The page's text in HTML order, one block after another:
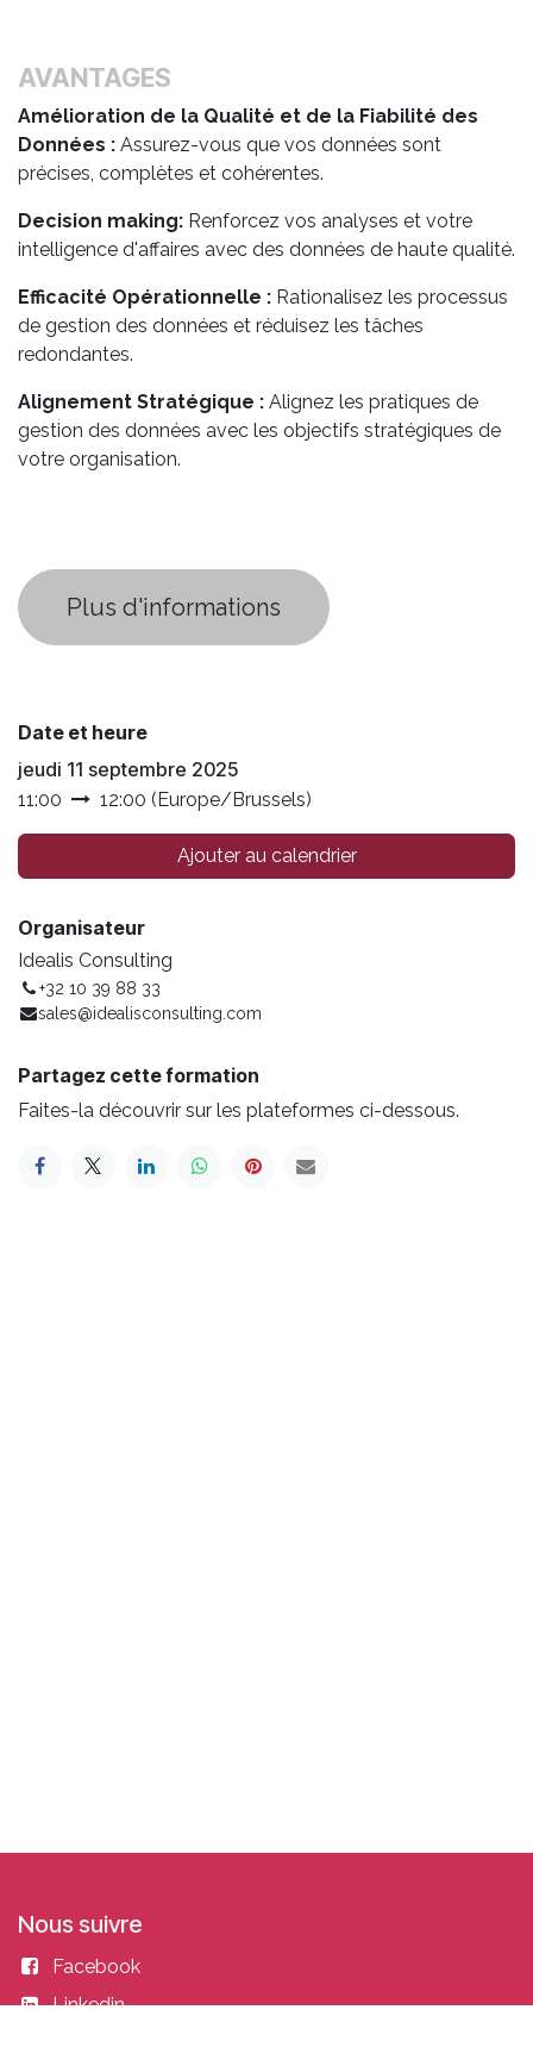
AVANTAGES
Amélioration de la Qualité et de la Fiabilité des
Données : Assurez-vous que vos données sont
précises, complètes et cohérentes.
Decision making: Renforcez vos analyses et votre
intelligence d'affaires avec des données de haute qualité.
Efficacité Opérationnelle : Rationalisez les processus
de gestion des données et réduisez les tâches
redondantes.
Alignement Stratégique : Alignez les pratiques de
gestion des données avec les objectifs stratégiques de
votre organisation. ​
​Plus d'informations
Date et heure
jeudi 11 septembre 2025
11:00 12:00 (Europe/Brussels)
Ajouter au calendrier
Organisateur
Idealis Consulting
+32 10 39 88 33
sales@idealisconsulting.com
Partagez cette formation
Faites-la découvrir sur les plateformes ci-dessous.
Nous suivre
Facebook
Linkedin